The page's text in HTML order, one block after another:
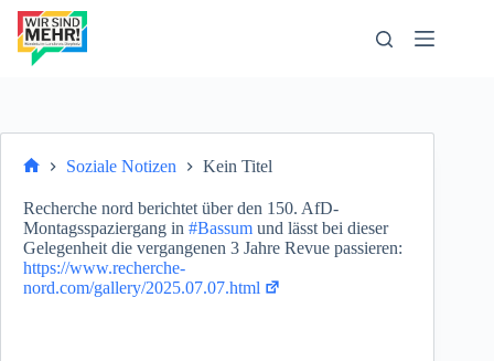
Zum
Inhalt
springen
Soziale Notizen Kein Titel
Recherche nord berichtet über den 150. AfD-
Montagsspaziergang in #Bassum und lässt bei dieser
Gelegenheit die vergangenen 3 Jahre Revue passieren:
https://www.recherche-
nord.com/gallery/2025.07.07.html